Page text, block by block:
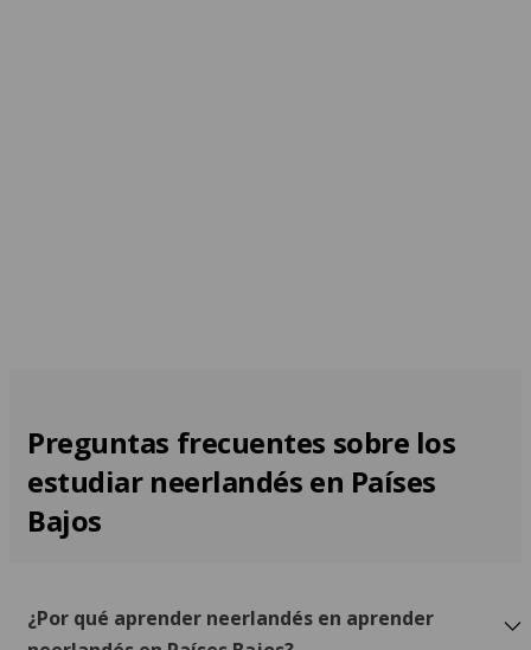
Preguntas frecuentes sobre los
estudiar neerlandés en Países
Bajos
¿Por qué aprender neerlandés en aprender